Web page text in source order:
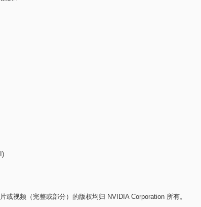
或视频（完整或部分）的版权均归 NVIDIA Corporation 所有。